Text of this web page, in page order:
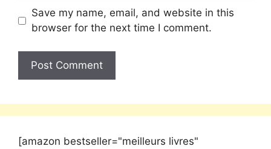
Save my name, email, and website in this
browser for the next time I comment.
[amazon bestseller="meilleurs livres"